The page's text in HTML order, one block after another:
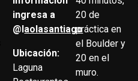
ingresa a
@l aolasantiago
Ubicación:
Laguna
20 de
práctica en
el Boulder y
20 en el
muro.